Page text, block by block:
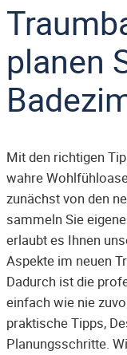
planen
Mit den richtigen
wahre
zunächst von den
sammeln Sie
erlaubt es Ihnen
Aspekte im neuen
Dadurch ist die
einfach wie nie
praktische Tipps,
Planungsschritte.